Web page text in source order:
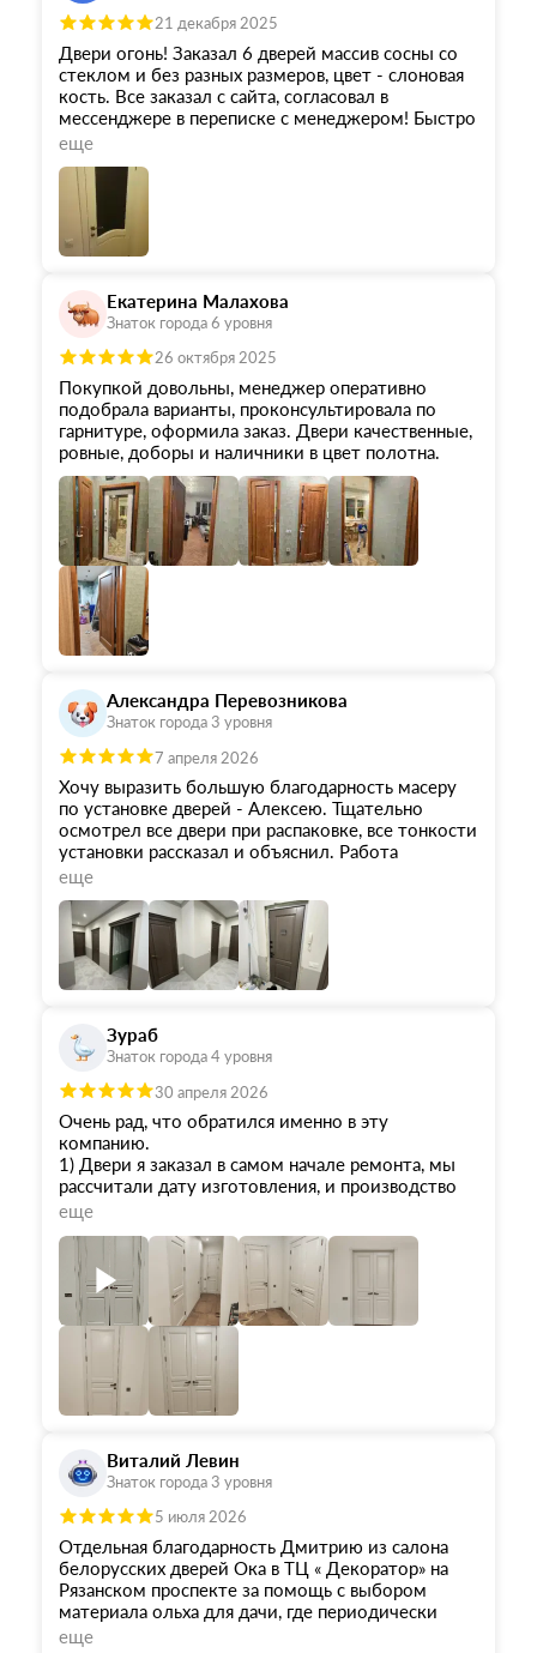
21 декабря 2025
Двери огонь! Заказал 6 дверей массив сосны со
стеклом и без разных размеров, цвет - слоновая
кость. Все заказал с сайта, согласовал в
мессенджере в переписке с менеджером! Быстро
и оперативно. Двери изготавливали на заводе
под заказ. Привезли раньше срока. Грузчик
доставил до квартиры без единой царапинки
упаковки, наверное вез на коленочках. Подкачал
только монтаж - пришлось перенести установку
дверей на 2 недели. Но следующая бригада
двери за 8 часов.
Менеджер - Марина.
Заказывал в 14 октябре, привезли 9 декабря.
Установили - 20 декабря.
Двери отличные - хожу балдею.
еще
Екатерина Малахова
Знаток города 6 уровня
26 октября 2025
Покупкой довольны, менеджер оперативно
подобрала варианты, проконсультировала по
гарнитуре, оформила заказ. Двери качественные,
ровные, доборы и наличники в цвет полотна.
Александра Перевозникова
Знаток города 3 уровня
7 апреля 2026
Хочу выразить большую благодарность масеру
по установке дверей - Алексею. Тщательно
осмотрел все двери при распаковке, все тонкости
установки рассказал и объяснил. Работа
выполнена аккуратно, качественно и быстро.
Результатом осталась очень довольна!
Отдельная благодарнось за качественное и
оперативное решение всех возникающих
вопросов о сроках, доставке и транспортировке в
удобное для меня время - Екатерине (отдел
девушками было приятно общаться и решать
вопросы, впечатление оставили крайне
положительное!
еще
Зураб
Знаток города 4 уровня
30 апреля 2026
Очень рад, что обратился именно в эту
компанию.
1) Двери я заказал в самом начале ремонта, мы
рассчитали дату изготовления, и производство
не подвело.
покраска, и геометрия.
3) Цена (тем более, что это - массив) - отличная!
У меня были нестандартные размеры, но наценка
не была болезненной.
4) Персонал - это отдельный пункт. От начала и
до конца я реально получал удовольствие от
общения и процесса!
Светлана - чудесный менеджер по продажам!
Екатерина - отдел сервиса, четко вела
технические моменты;
лучшем виде;
Артур - мега-установщик, идеально смонтировал
все, что требовалось!
От души рекомендую это место, благодарю всех
еще
Виталий Левин
Знаток города 3 уровня
5 июля 2026
Отдельная благодарность Дмитрию из салона
белорусских дверей Ока в ТЦ « Декоратор» на
Рязанском проспекте за помощь с выбором
материала ольха для дачи, где периодически
возможна повышенная влжность, и подбором
еще